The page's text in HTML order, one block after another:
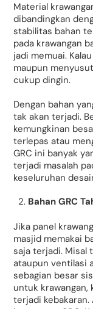
Material
dibandingkan
stabilitas bahan
pada krawangan
jadi memuai.
maupun
cukup dingin.
Dengan bahan
tak akan terjadi.
kemungkinan
terlepas atau
GRC ini banyak
terjadi masalah
keseluruhan
Bahan GRC
Jika panel
masjid memakai
saja terjadi. Misal
ataupun ventilasi
sebagian besar
untuk krawangan,
terjadi kebakaran.